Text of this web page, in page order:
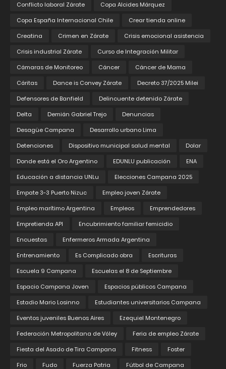
Conflicto laboral Zárate
Copa Alcides Márquez
Copa España Internacional Chile
Crear tienda online
Creatina
Crimen en Zárate
Crisis emocional asistencia
Crisis industrial Zárate
Curso de Integración Militar
Cámaras de Monitoreo
Cáncer
Cáncer de Mama
Cáritas
Dance is Convey Zárate
Decreto 37/2025 Milei
Defensores de Banfield
Delincuente detenido Zárate
Delta
Demián Gabriel Trejo
Denuncias
Desagüe Campana
Desarrollo urbano Lima
Detenciones
Dispositivo municipal salud mental
Dolar
Donde está el Oro Argentino
EDUNLU publicación
ENA
Educación a distancia UNLu
Elecciones Campana 2025
Empate 3-3 Puerto Nizuc
Empleo joven Zárate
Empleo marítimo Argentina
Empleos
Emprendedores
Empretienda API
Encubrimiento familiar femicidio
Encuestas
Enfermeros Armada Argentina
Entrenamiento
Es Complicado obra
Escrituras
Escuela 9 Campana
Escuelas el 8 de Septiembre
Espacio Campana Joven
Espacios públicos Campana
Estadio Mario Losinno
Estudiantes universitarios Campana
Eventos juveniles Buenos Aires
Ezequiel Montenegro
Federación Metropolitana de Vóley
Feria de empleo Zárate
Fiesta del Asado de Tira Campana
Fitness
Foster
Frio
Fudo Fuerza Patria
Fútbol de Campana